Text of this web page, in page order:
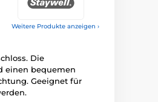
Weitere Produkte anzeigen ›
Die
einen bequemen
Geeignet für